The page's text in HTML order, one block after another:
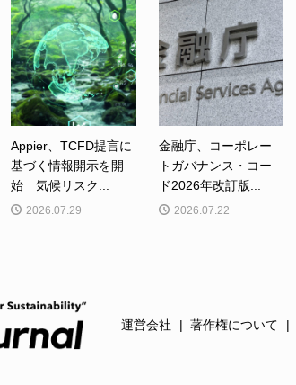
Appier、TCFD提言に
基づく情報開示を開
始 気候リスク...
2026.07.29
金融庁、コーポレー
トガバナンス・コー
ド2026年改訂版...
2026.07.22
運営会社 著作権について